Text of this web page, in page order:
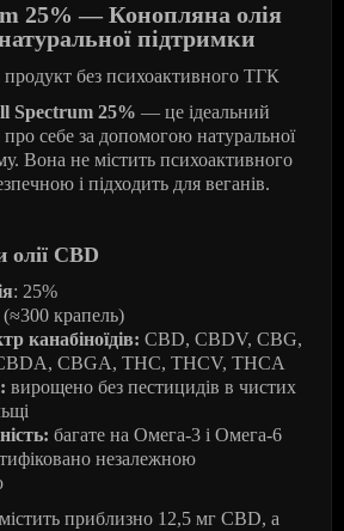
25% — Конопляна олія
підтримки
без психоактивного ТГК
Spectrum 25% — це ідеальний
про себе за допомогою натуральної
Вона не містить психоактивного
і підходить для веганів.
олії CBD
: 25%
крапель)
канабіноїдів: CBD, CBDV, CBG,
CBGA, THC, THCV, THCA
вирощено без пестицидів в чистих
багате на Омега-3 і Омега-6
незалежною
приблизно 12,5 мг CBD, а